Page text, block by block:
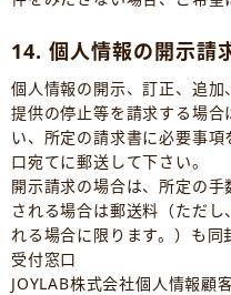
14. 個人情報の開示請
個人情報の開示、訂正、追
提供の停止等を請求する場
い、所定の請求書に必要事
口宛てに郵送して下さい。
開示請求の場合は、所定の
される場合は郵送料（ただ
れる場合に限ります。）も同
受付窓口
JOYLAB株式会社個人情報顧